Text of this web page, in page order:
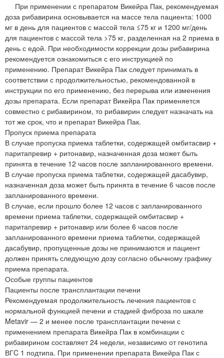
При применении с препаратом Викейра Пак, рекомендуемая
доза рибавирина основывается на массе тела пациента: 1000
мг в день для пациентов с массой тела ≤75 кг и 1200 мг/день
для пациентов с массой тела >75 кг, разделенная на 2 приема в
день с едой. При необходимости коррекции дозы рибавирина
рекомендуется ознакомиться с его инструкцией по
применению. Препарат Викейра Пак следует принимать в
соответствии с продолжительностью, рекомендованной в
инструкции по его применению, без перерыва или изменения
дозы препарата. Если препарат Викейра Пак применяется
совместно с рибавирином, то рибавирин следует назначать на
тот же срок, что и препарат Викейра Пак.
Пропуск приема препарата
В случае пропуска приема таблетки, содержащей омбитасвир +
паритапревир + ритонавир, назначенная доза может быть
принята в течение 12 часов после запланированного времени.
В случае пропуска приема таблетки, содержащей дасабувир,
назначенная доза может быть принята в течение 6 часов после
запланированного времени.
В случае, если прошло более 12 часов с запланированного
времени приема таблетки, содержащей омбитасвир +
паритапревир + ритонавир или более 6 часов после
запланированного времени приема таблетки, содержащей
дасабувир, пропущенные дозы не принимаются и пациент
должен принять следующую дозу согласно обычному графику
приема препарата.
Особые группы пациентов
Пациенты после трансплантации печени
Рекомендуемая продолжительность лечения пациентов с
нормальной функцией печени и стадией фиброза по шкале
Metavir — 2 и менее после трансплантации печени с
применением препарата Викейра Пак в комбинации с
рибавирином составляет 24 недели, независимо от генотипа
ВГC 1 подтипа. При применении препарата Викейра Пак с